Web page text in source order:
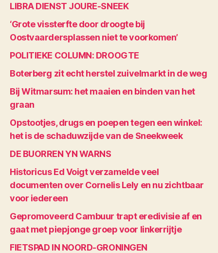
LIBRA DIENST JOURE-SNEEK
‘Grote vissterfte door droogte bij
Oostvaardersplassen niet te voorkomen’
POLITIEKE COLUMN: DROOGTE
Boterberg zit echt herstel zuivelmarkt in de weg
Bij Witmarsum: het maaien en binden van het
graan
Opstootjes, drugs en poepen tegen een winkel:
het is de schaduwzijde van de Sneekweek
DE BUORREN YN WARNS
Historicus Ed Voigt verzamelde veel
documenten over Cornelis Lely en nu zichtbaar
voor iedereen
Gepromoveerd Cambuur trapt eredivisie af en
gaat met piepjonge groep voor linkerrijtje
FIETSPAD IN NOORD-GRONINGEN